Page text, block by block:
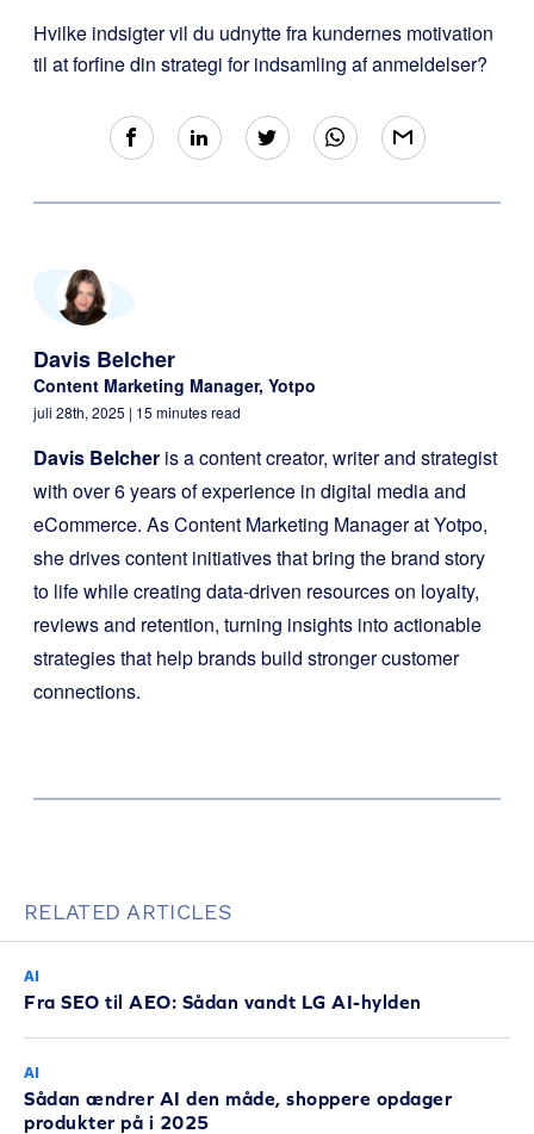
Hvilke indsigter vil du udnytte fra kundernes motivation
til at forfine din strategi for indsamling af anmeldelser?
Davis Belcher
Content Marketing Manager, Yotpo
juli 28th, 2025 | 15 minutes read
Davis Belcher is a content creator, writer and strategist
with over 6 years of experience in digital media and
eCommerce. As Content Marketing Manager at Yotpo,
she drives content initiatives that bring the brand story
to life while creating data-driven resources on loyalty,
reviews and retention, turning insights into actionable
strategies that help brands build stronger customer
connections.
RELATED ARTICLES
AI
Fra SEO til AEO: Sådan vandt LG AI-hylden
AI
Sådan ændrer AI den måde, shoppere opdager
produkter på i 2025